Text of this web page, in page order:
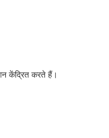
केंद्रित करते हैं।